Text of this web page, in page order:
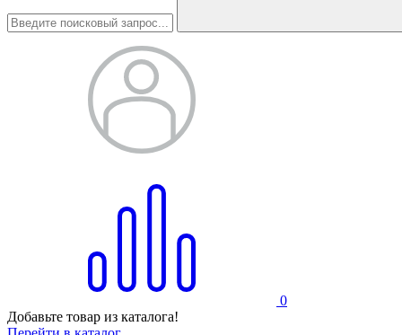
0
Добавьте товар из каталога!